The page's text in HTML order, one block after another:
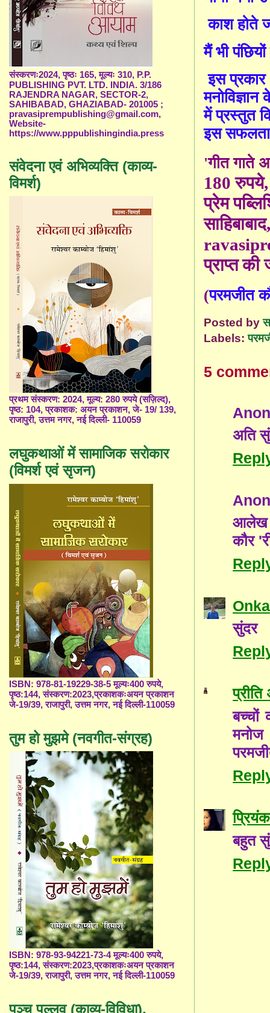
काश होते
मैं भी
इस प्रकार
में प्रस्तुत
इस
'गीत गाते
180 रुप
प्रेम
साहिबाबाद
प्राप्त
(परमजीत
Posted by
Labels:
5
अति
आलेख
कौर
सुंदर
बच्चों
मनोज
बहुत
संस्करणः2024, पृष्ठः 165, मूल्यः 310, P.P.
PUBLISHING PVT. LTD. INDIA. 3/186
RAJENDRA NAGAR, SECTOR-2,
SAHIBABAD, GHAZIABAD- 201005 ;
pravasiprempublishing@gmail.com,
Website-
https://www.pppublishingindia.press
संवेदना एवं अभिव्यक्ति (काव्य-
विमर्श)
प्रथम संस्करण: 2024, मूल्य: 280 रुपये (सज़िल्द),
पृष्ठ: 104, प्रकाशक: अयन प्रकाशन, जे- 19/ 139,
राजापुरी, उत्तम नगर, नई दिल्ली- 110059
लघुकथाओं में सामाजिक सरोकार
(विमर्श एवं सृजन)
ISBN: 978-81-19229-38-5 मूल्यः400 रुपये,
पृष्ठ:144, संस्करण:2023,प्रकाशकःअयन प्रकाशन
जे-19/39, राजापुरी, उत्तम नगर, नई दिल्ली-110059
तुम हो मुझमे (नवगीत-संग्रह)
ISBN: 978-93-94221-73-4 मूल्यः400 रुपये,
पृष्ठ:144, संस्करण:2023,प्रकाशकःअयन प्रकाशन
जे-19/39, राजापुरी, उत्तम नगर, नई दिल्ली-110059
पञ्च पल्लव (काव्य-विविधा),